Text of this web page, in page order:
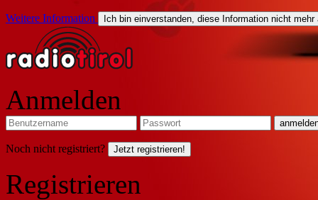
Weitere Information Ich bin einverstanden, diese Information nicht mehr
Anmelden
Noch nicht registriert? Jetzt registrieren!
Registrieren